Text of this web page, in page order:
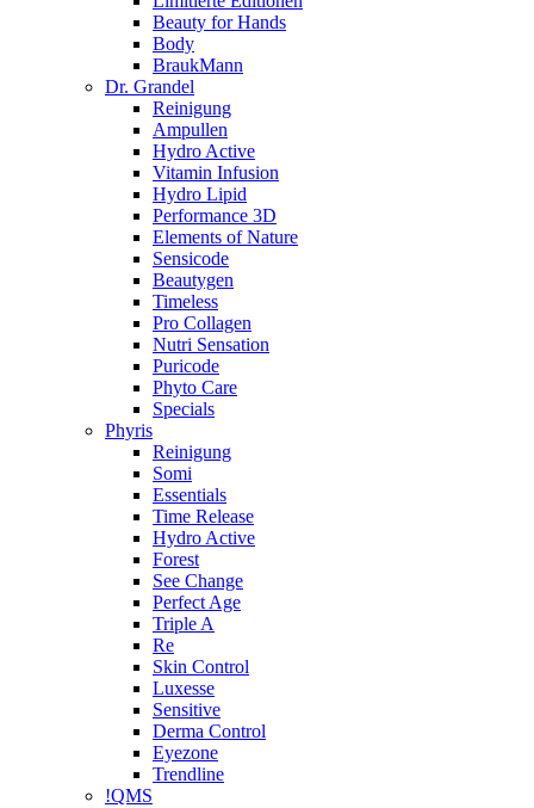
Beauty for Hands
Body
BraukMann
Dr. Grandel
Reinigung
Ampullen
Hydro Active
Vitamin Infusion
Hydro Lipid
Performance 3D
Elements of Nature
Sensicode
Beautygen
Timeless
Pro Collagen
Nutri Sensation
Puricode
Phyto Care
Specials
Phyris
Reinigung
Somi
Essentials
Time Release
Hydro Active
Forest
See Change
Perfect Age
Triple A
Re
Skin Control
Luxesse
Sensitive
Derma Control
Eyezone
Trendline
!QMS